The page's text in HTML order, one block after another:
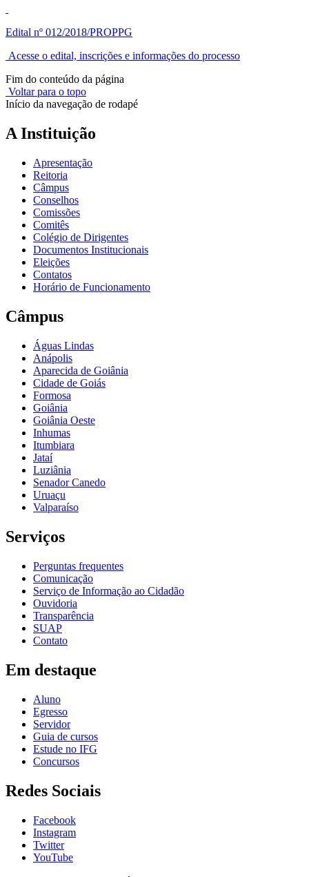
Edital nº 012/2018/PROPPG
Acesse o edital, inscrições e informações do processo
Fim do conteúdo da página
Voltar para o topo
Início da navegação de rodapé
A Instituição
Apresentação
Reitoria
Câmpus
Conselhos
Comissões
Comitês
Colégio de Dirigentes
Documentos Institucionais
Eleições
Contatos
Horário de Funcionamento
Câmpus
Águas Lindas
Anápolis
Aparecida de Goiânia
Cidade de Goiás
Formosa
Goiânia
Goiânia Oeste
Inhumas
Itumbiara
Jataí
Luziânia
Senador Canedo
Uruaçu
Valparaíso
Serviços
Perguntas frequentes
Comunicação
Serviço de Informação ao Cidadão
Ouvidoria
Transparência
SUAP
Contato
Em destaque
Aluno
Egresso
Servidor
Guia de cursos
Estude no IFG
Concursos
Redes Sociais
Facebook
Instagram
Twitter
YouTube